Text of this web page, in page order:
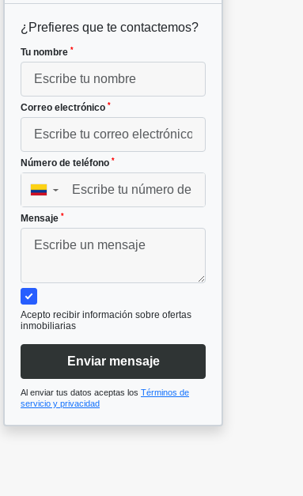
¿Prefieres que te contactemos?
Tu nombre *
Correo electrónico *
Número de teléfono *
▼
Mensaje *
Acepto recibir información sobre ofertas
inmobiliarias
Enviar mensaje
Al enviar tus datos aceptas los Términos de
servicio y privacidad